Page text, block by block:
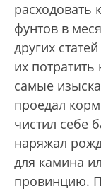
расходовать
фунтов в
других
их
самые
проедал
чистил себе
наряжал
для камина
провинцию.